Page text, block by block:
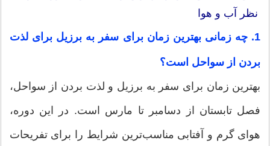
نظر آب‌ و هوا
1. چه زمانی بهترین زمان برای سفر به برزیل برای لذت
بردن از سواحل است؟
بهترین زمان برای سفر به برزیل و لذت بردن از سواحل،
فصل تابستان از دسامبر تا مارس است. در این دوره،
هوای گرم و آفتابی مناسب‌ترین شرایط را برای تفریحات